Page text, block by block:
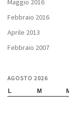
Maggio 2016
Febbraio 2016
Aprile 2013
Febbraio 2007
AGOSTO 2026
L M